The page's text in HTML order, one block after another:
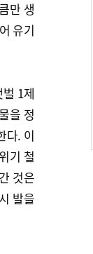
만 생
유기
1제
을 정
다. 이
기 철
것은
발을